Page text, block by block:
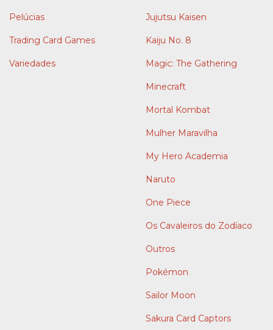
Pelúcias
Trading Card Games
Variedades
Jujutsu Kaisen
Kaiju No. 8
Magic: The Gathering
Minecraft
Mortal Kombat
Mulher Maravilha
My Hero Academia
Naruto
One Piece
Os Cavaleiros do Zodíaco
Outros
Pokémon
Sailor Moon
Sakura Card Captors